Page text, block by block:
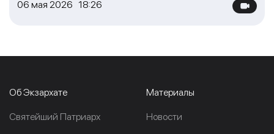
06 мая 2026 18:26
Об Экзархате
Cвятейший Патриарх
Материалы
Новости